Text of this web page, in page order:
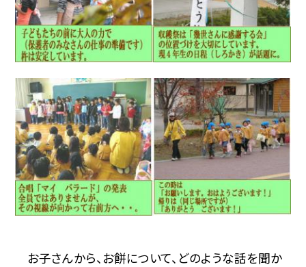
お子さんから、お餅について、どのような話を聞か